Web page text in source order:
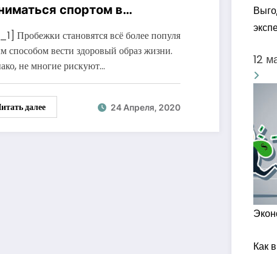
спортом в
время
Пробежки становятся всё более популя
способом вести здоровый образ жизни.
не многие рискуют…
далее 24 Апреля, 2020
12
Как